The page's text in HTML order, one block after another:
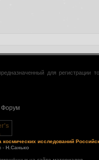
для регистрации
Форум
космических исследований
- Н.Санько